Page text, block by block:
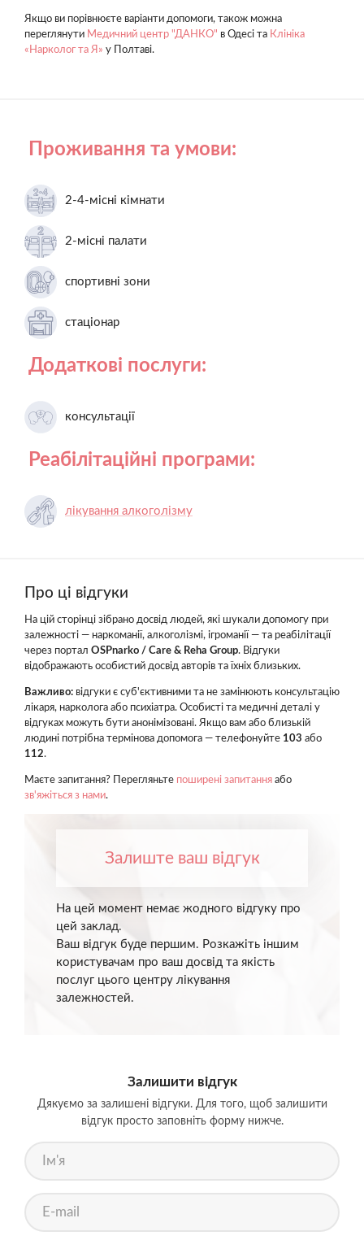
Якщо ви порівнюєте варіанти допомоги, також можна
переглянути Медичний центр "ДАНКО" в Одесі та Клініка
«Нарколог та Я» у Полтаві.
Проживання та умови:
2-4-місні кімнати
2-місні палати
спортивні зони
стаціонар
Додаткові послуги:
консультації
Реабілітаційні програми:
лікування алкоголізму
Про ці відгуки
На цій сторінці зібрано досвід людей, які шукали допомогу при
залежності — наркоманії, алкоголізмі, ігроманії — та реабілітації
через портал OSPnarko / Care & Reha Group. Відгуки
відображають особистий досвід авторів та їхніх близьких.
Важливо: відгуки є суб'єктивними та не замінюють консультацію
лікаря, нарколога або психіатра. Особисті та медичні деталі у
відгуках можуть бути анонімізовані. Якщо вам або близькій
людині потрібна термінова допомога — телефонуйте 103 або
112.
Маєте запитання? Перегляньте поширені запитання або
зв'яжіться з нами.
Залиште ваш відгук
На цей момент немає жодного відгуку про
цей заклад.
Ваш відгук буде першим. Розкажіть іншим
користувачам про ваш досвід та якість
послуг цього центру лікування
залежностей.
Залишити відгук
Дякуємо за залишені відгуки. Для того, щоб залишити
відгук просто заповніть форму нижче.